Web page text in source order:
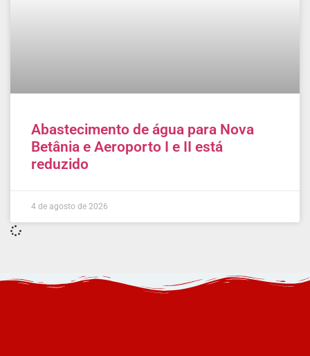
Abastecimento de água para Nova
Betânia e Aeroporto I e II está
reduzido
4 de agosto de 2026